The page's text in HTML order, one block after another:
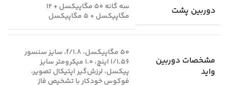
دوربین پشت
سه گانه 50 مگاپیکسل + 12
مگاپیکسل + 5 مگاپیکسل
مشخصات دوربین
واید
50 مگاپیکسل، f/1.8، سایز سنسور
1/1.56 اینچ، 1.0 میکرومتر سایز
پیکسل، لرزش‌گیر اپتیکال تصویر،
فوکوس خودکار با تشخیص فاز